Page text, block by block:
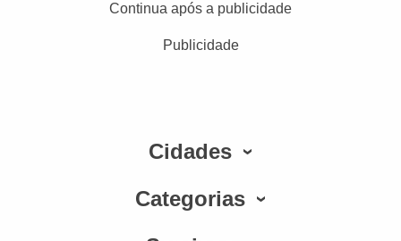
Continua após a publicidade
Publicidade
Cidades
Categorias